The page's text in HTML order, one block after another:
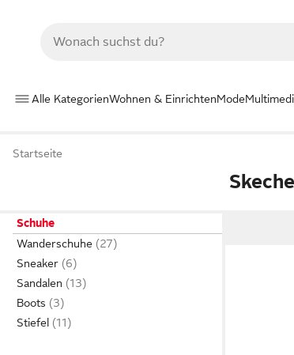
Alle KategorienWohnen & EinrichtenMode
Startseite
Schuhe
Wanderschuhe
Sneaker
Sandalen
Boots
Stiefel